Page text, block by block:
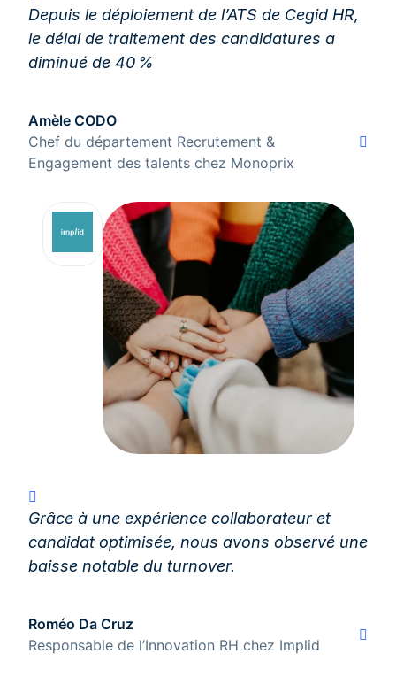
Depuis le déploiement de l’ATS de Cegid HR,
le délai de traitement des candidatures a
diminué de 40 %
Amèle CODO
Chef du département Recrutement &
Engagement des talents chez Monoprix
Grâce à une expérience collaborateur et
candidat optimisée, nous avons observé une
baisse notable du turnover.
Roméo Da Cruz
Responsable de l’Innovation RH chez Implid